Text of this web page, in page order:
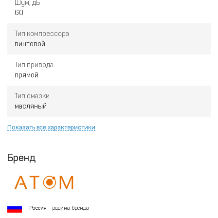
Шум, дБ
60
Тип компрессора
винтовой
Тип привода
прямой
Тип смазки
масляный
Показать все характеристики
Бренд
Россия - родина бренда